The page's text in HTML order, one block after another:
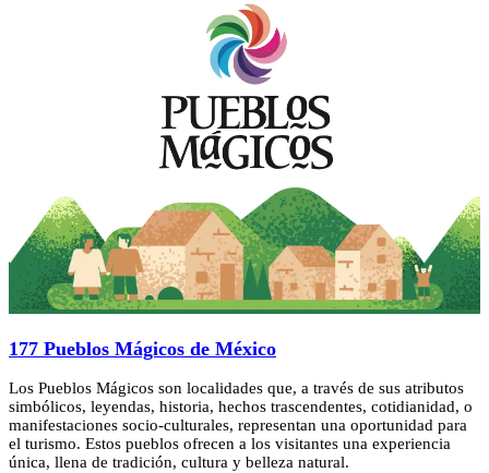
177 Pueblos Mágicos de México
Los Pueblos Mágicos son localidades que, a través de sus atributos
simbólicos, leyendas, historia, hechos trascendentes, cotidianidad, o
manifestaciones socio-culturales, representan una oportunidad para
el turismo. Estos pueblos ofrecen a los visitantes una experiencia
única, llena de tradición, cultura y belleza natural.